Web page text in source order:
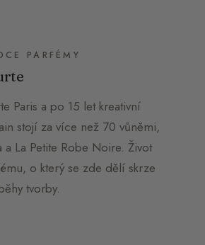
PARFÉMY
Paris a po 15 let kreativní
stojí za více než 70 vůněmi,
La Petite Robe Noire. Život
o který se zde dělí skrze
tvorby.